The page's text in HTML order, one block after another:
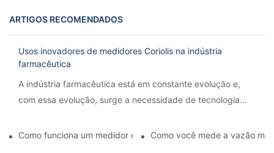
ARTIGOS RECOMENDADOS
Usos inovadores de medidores Coriolis na indústria
farmacêutica
A indústria farmacêutica está em constante evolução e,
com essa evolução, surge a necessidade de tecnologia
Como funciona um medidor de vazão Coriolis?Como você mede a vazão